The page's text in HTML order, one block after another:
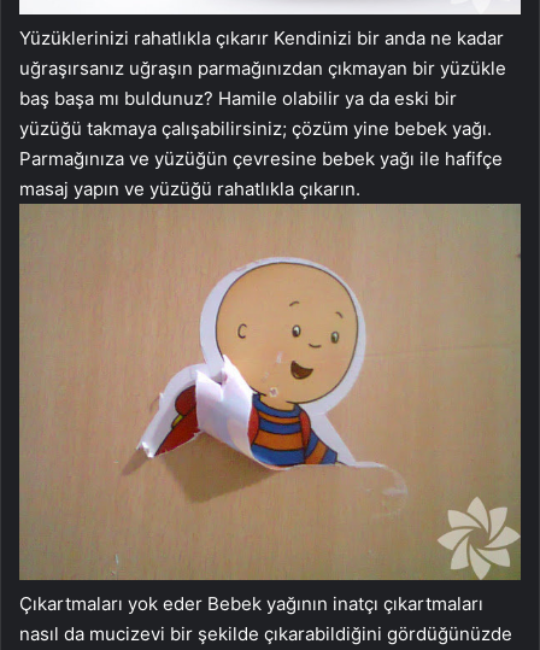
Yüzüklerinizi rahatlıkla çıkarır Kendinizi bir anda ne kadar
uğraşırsanız uğraşın parmağınızdan çıkmayan bir yüzükle
baş başa mı buldunuz? Hamile olabilir ya da eski bir
yüzüğü takmaya çalışabilirsiniz; çözüm yine bebek yağı.
Parmağınıza ve yüzüğün çevresine bebek yağı ile hafifçe
masaj yapın ve yüzüğü rahatlıkla çıkarın.
Çıkartmaları yok eder Bebek yağının inatçı çıkartmaları
nasıl da mucizevi bir şekilde çıkarabildiğini gördüğünüzde